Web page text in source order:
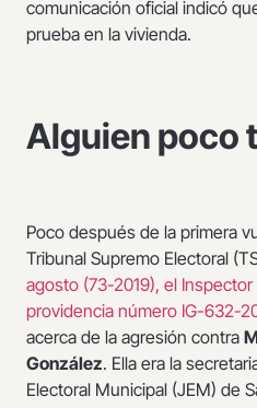
comunicación oficial indicó
prueba en la vivienda.
Alguien poco
Poco después de la primera
Tribunal Supremo Electoral
agosto (73-2019), el
providencia número IG-632-
acerca de la agresión contra
González. Ella era la
Electoral Municipal (JEM) de